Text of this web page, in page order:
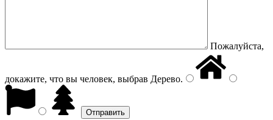
Пожалуйста,
докажите, что вы человек, выбрав Дерево.